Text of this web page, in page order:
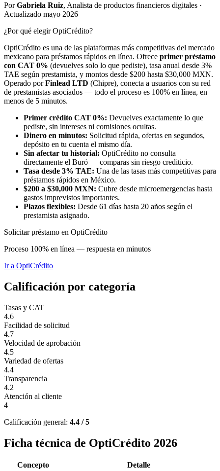
PorGabriela Ruiz, Analista de productos financieros digitales ·
Actualizado mayo 2026
¿Por qué elegir OptiCrédito?
OptiCrédito es una de las plataformas más competitivas del mercado
mexicano para préstamos rápidos en línea. Ofrece primer préstamo
con CAT 0% (devuelves solo lo que pediste), tasa anual desde 3%
TAE según prestamista, y montos desde $200 hasta $30,000 MXN.
Operado porFinlead LTD (Chipre), conecta a usuarios con su red
de prestamistas asociados — todo el proceso es 100% en línea, en
menos de 5 minutos.
Primer crédito CAT 0%: Devuelves exactamente lo que
pediste, sin intereses ni comisiones ocultas.
Dinero en minutos: Solicitud rápida, ofertas en segundos,
depósito en tu cuenta el mismo día.
Sin afectar tu historial: OptiCrédito no consulta
directamente el Buró — comparas sin riesgo crediticio.
Tasa desde 3% TAE: Una de las tasas más competitivas para
préstamos rápidos en México.
$200 a $30,000 MXN: Cubre desde microemergencias hasta
gastos imprevistos importantes.
Plazos flexibles: Desde 61 días hasta 20 años según el
prestamista asignado.
Solicitar préstamo en OptiCrédito
Proceso 100% en línea — respuesta en minutos
Ir a OptiCrédito
Calificación por categoría
Tasas y CAT
4.6
Facilidad de solicitud
4.7
Velocidad de aprobación
4.5
Variedad de ofertas
4.4
Transparencia
4.2
Atención al cliente
4
Calificación general: 4.4 / 5
Ficha técnica de OptiCrédito 2026
Concepto
Detalle